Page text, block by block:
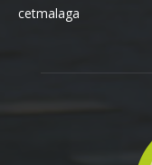
cetmalaga